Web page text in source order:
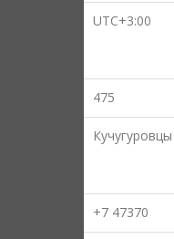
UTC+3:00
475
Кучугуровцы
+7 47370